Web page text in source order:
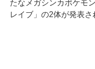
たなメガシンカポケモ
レイブ」の2体が発表さ